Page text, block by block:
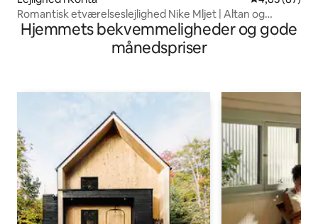
Romantisk etværelseslejlighed Nike Mljet | Altan og
fredfyldt
Hjemmets bekvemmeligheder og gode
månedspriser